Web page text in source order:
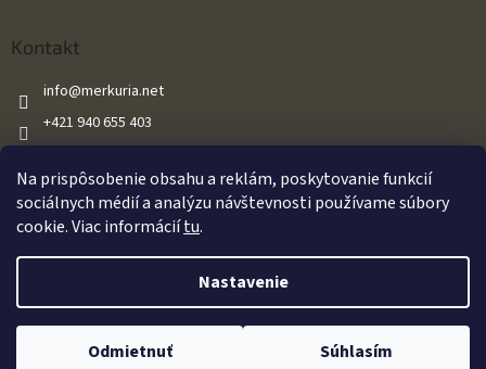
Na prispôsobenie obsahu a reklám, poskytovanie funkcií
sociálnych médií a analýzu návštevnosti používame súbory
cookie. Viac informáciítu.
Nastavenie
Odmietnuť Súhlasím
Oznamujeme našim zákazníkom že všetky naše vzduchové zbrane sú
predávané s výkonom do 17J v súlade so zákonom. Za akékoľvek
Kontakt
info@merkuria.net
+421 940 655 403
Merkuria.net
Copyright 2026Merkuria.net. Všetky práva vyhradené.Upraviť